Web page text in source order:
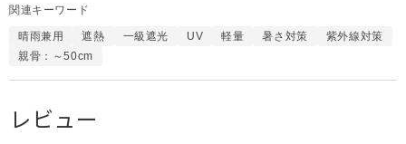
関連キーワード
晴雨兼用 遮熱 一級遮光 UV 軽量 暑さ対策
紫外線対策
親骨：～50cm
レビュー